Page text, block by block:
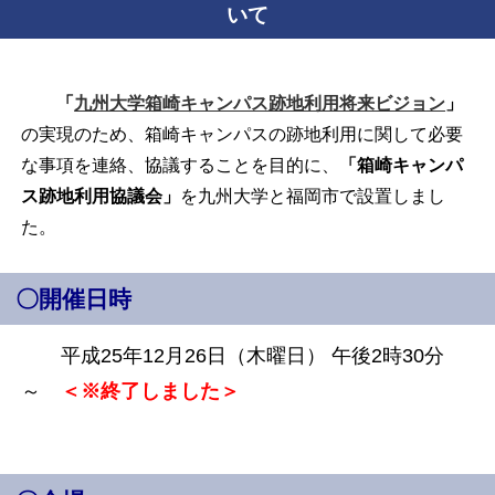
いて
「 九州大学箱崎キャンパス跡地利用将来ビジョン 」
の実現のため、箱崎キャンパスの跡地利用に関して必要
な事項を連絡、協議することを目的に、
「箱崎キャンパ
ス跡地利用協議会」 を九州大学と福岡市で設置しまし
た。
〇開催日時
平成25年12月26日（木曜日） 午後2時30分
～
＜※終了しました＞